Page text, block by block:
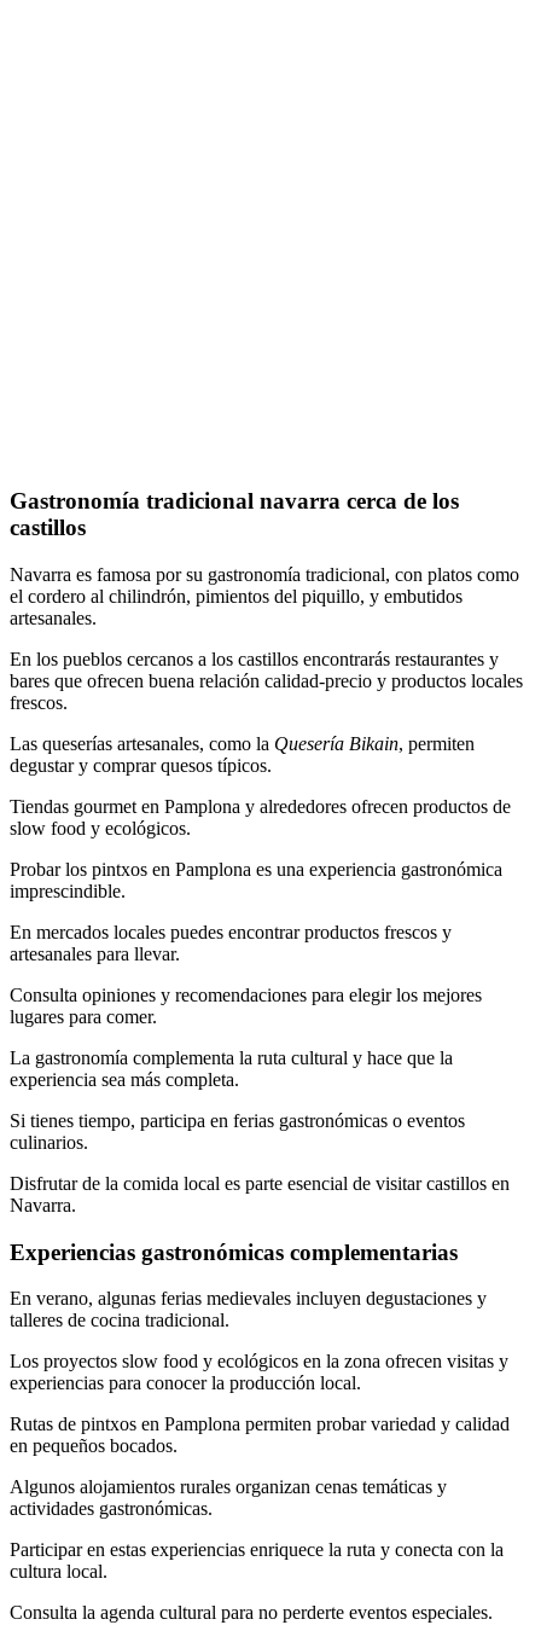
Gastronomía tradicional navarra cerca de los
castillos
Navarra es famosa por su gastronomía tradicional, con platos como
el cordero al chilindrón, pimientos del piquillo, y embutidos
artesanales.
En los pueblos cercanos a los castillos encontrarás restaurantes y
bares que ofrecen buena relación calidad-precio y productos locales
frescos.
Las queserías artesanales, como la Quesería Bikain, permiten
degustar y comprar quesos típicos.
Tiendas gourmet en Pamplona y alrededores ofrecen productos de
slow food y ecológicos.
Probar los pintxos en Pamplona es una experiencia gastronómica
imprescindible.
En mercados locales puedes encontrar productos frescos y
artesanales para llevar.
Consulta opiniones y recomendaciones para elegir los mejores
lugares para comer.
La gastronomía complementa la ruta cultural y hace que la
experiencia sea más completa.
Si tienes tiempo, participa en ferias gastronómicas o eventos
culinarios.
Disfrutar de la comida local es parte esencial de visitar castillos en
Navarra.
Experiencias gastronómicas complementarias
En verano, algunas ferias medievales incluyen degustaciones y
talleres de cocina tradicional.
Los proyectos slow food y ecológicos en la zona ofrecen visitas y
experiencias para conocer la producción local.
Rutas de pintxos en Pamplona permiten probar variedad y calidad
en pequeños bocados.
Algunos alojamientos rurales organizan cenas temáticas y
actividades gastronómicas.
Participar en estas experiencias enriquece la ruta y conecta con la
cultura local.
Consulta la agenda cultural para no perderte eventos especiales.